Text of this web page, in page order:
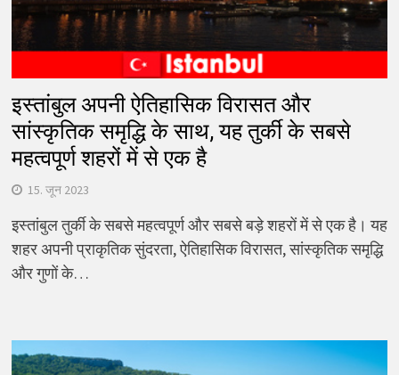
इस्तांबुल अपनी ऐतिहासिक विरासत और
सांस्कृतिक समृद्धि के साथ, यह तुर्की के सबसे
महत्वपूर्ण शहरों में से एक है
15. जून 2023
इस्तांबुल तुर्की के सबसे महत्वपूर्ण और सबसे बड़े शहरों में से एक है। यह
शहर अपनी प्राकृतिक सुंदरता, ऐतिहासिक विरासत, सांस्कृतिक समृद्धि
और गुणों के…